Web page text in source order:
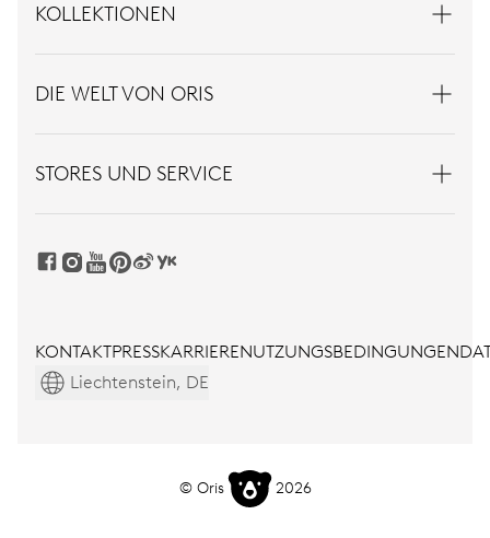
KOLLEKTIONEN
DIE WELT VON ORIS
STORES UND SERVICE
KONTAKTPRESSKARRIERENUTZUNGSBEDINGUNGEN
Liechtenstein, DE
© Oris 2026